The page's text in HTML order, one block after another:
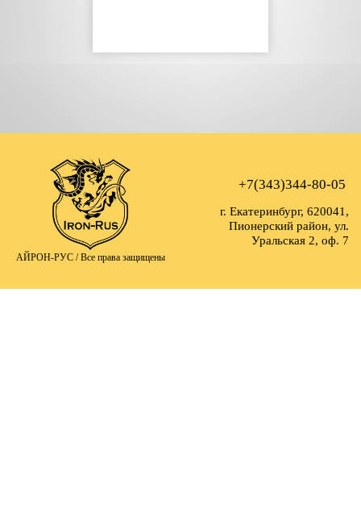
АЙРОН-РУС /Все права защищены
+7(343)344-80-05
г. Екатеринбург, 620041,
Пионерский район, ул.
Уральская 2, оф. 7